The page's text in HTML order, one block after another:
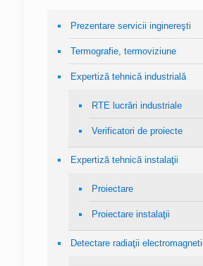
Prezentare servicii inginereşti
Termografie, termoviziune
Expertiză tehnică industrială
RTE lucrări industriale
Verificatori de proiecte
Expertiză tehnică instalaţii
Proiectare
Proiectare instalaţii
Detectare radiaţii